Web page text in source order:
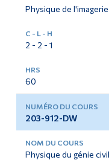
Physique de
2 - 2 - 1
60
203-912-DW
Physique du génie